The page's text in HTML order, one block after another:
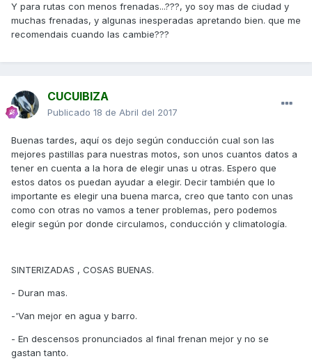
Y para rutas con menos frenadas...???, yo soy mas de ciudad y
muchas frenadas, y algunas inesperadas apretando bien. que me
recomendais cuando las cambie???
CUCUIBIZA
Publicado 18 de Abril del 2017
Buenas tardes, aquí os dejo según conducción cual son las
mejores pastillas para nuestras motos, son unos cuantos datos a
tener en cuenta a la hora de elegir unas u otras. Espero que
estos datos os puedan ayudar a elegir. Decir también que lo
importante es elegir una buena marca, creo que tanto con unas
como con otras no vamos a tener problemas, pero podemos
elegir según por donde circulamos, conducción y climatología.
SINTERIZADAS , COSAS BUENAS.
- Duran mas.
-'Van mejor en agua y barro.
- En descensos pronunciados al final frenan mejor y no se
gastan tanto.